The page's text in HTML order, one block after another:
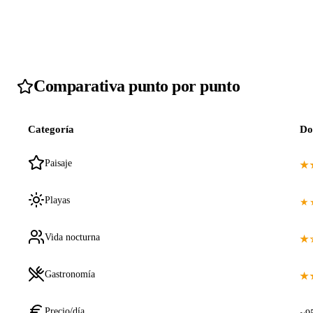
Comparativa punto por punto
Categoría
Paisaje
Playas
Vida nocturna
Gastronomía
Precio/día